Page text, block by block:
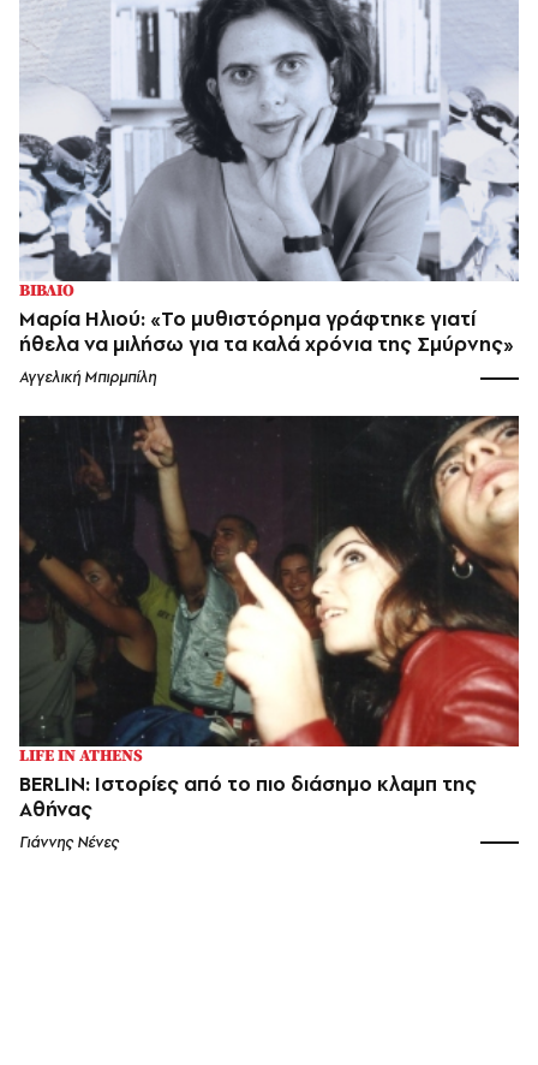
ΒΙΒΛΙΟ
Μαρία Ηλιού: «Το μυθιστόρημα γράφτηκε γιατί
ήθελα να μιλήσω για τα καλά χρόνια της Σμύρνης»
Αγγελική Μπιρμπίλη
LIFE IN ATHENS
BERLIN: Ιστορίες από το πιο διάσημο κλαμπ της
Αθήνας
Γιάννης Νένες